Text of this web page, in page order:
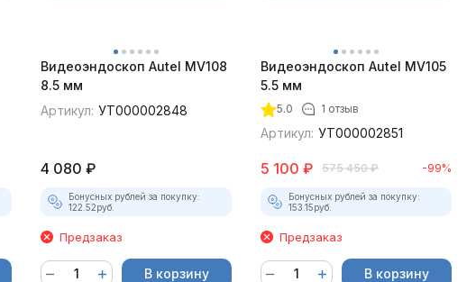
Видеоэндоскоп Autel MV108
8.5 мм
Артикул: УТ000002848
4 080 ₽
Бонусных рублей за покупку:
122.52руб.
Предзаказ
В корзину
Видеоэндоскоп Autel MV105
5.5 мм
5.0 1 отзыв
Артикул: УТ000002851
5 100 ₽ 575 450 ₽ -99%
Бонусных рублей за покупку:
153.15руб.
Предзаказ
В корзину